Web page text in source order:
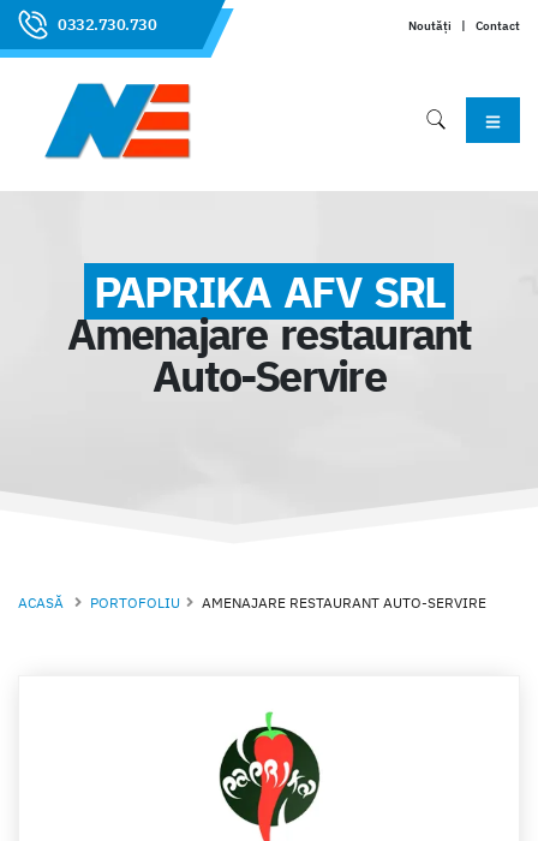
0332.730.730 Noutăți | Contact
PAPRIKA AFV SRL
Amenajare restaurant
Auto-Servire
ACASĂ PORTOFOLIU AMENAJARE RESTAURANT AUTO-SERVIRE